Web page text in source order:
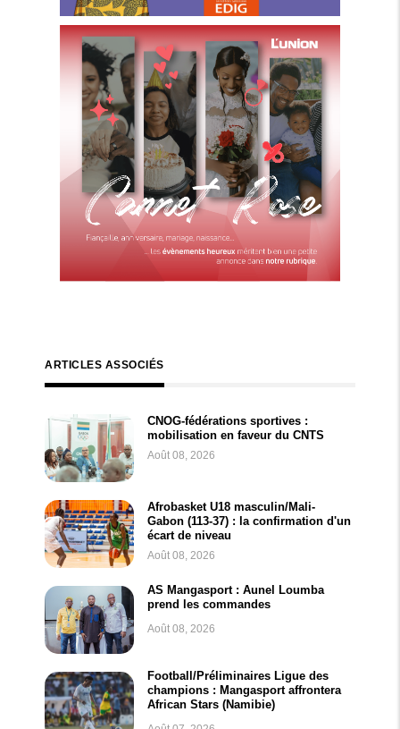
ARTICLES ASSOCIÉS
CNOG-fédérations sportives :
mobilisation en faveur du CNTS
Août 08, 2026
Afrobasket U18 masculin/Mali-
Gabon (113-37) : la confirmation d'un
écart de niveau
Août 08, 2026
AS Mangasport : Aunel Loumba
prend les commandes
Août 08, 2026
Football/Préliminaires Ligue des
champions : Mangasport affrontera
African Stars (Namibie)